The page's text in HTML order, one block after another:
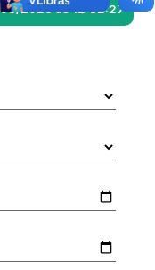
2026 às 12:32:27